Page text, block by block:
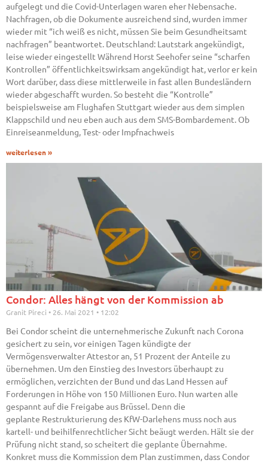
aufgelegt und die Covid-Unterlagen waren eher Nebensache.
Nachfragen, ob die Dokumente ausreichend sind, wurden immer
wieder mit “ich weiß es nicht, müssen Sie beim Gesundheitsamt
nachfragen” beantwortet. Deutschland: Lautstark angekündigt,
leise wieder eingestellt Während Horst Seehofer seine “scharfen
Kontrollen” öffentlichkeitswirksam angekündigt hat, verlor er kein
Wort darüber, dass diese mittlerweile in fast allen Bundesländern
wieder abgeschafft wurden. So besteht die “Kontrolle”
beispielsweise am Flughafen Stuttgart wieder aus dem simplen
Klappschild und neu eben auch aus dem SMS-Bombardement. Ob
Einreiseanmeldung, Test- oder Impfnachweis
weiterlesen »
Condor: Alles hängt von der Kommission ab
Granit Pireci 26. Mai 2021 12:02
Bei Condor scheint die unternehmerische Zukunft nach Corona
gesichert zu sein, vor einigen Tagen kündigte der
Vermögensverwalter Attestor an, 51 Prozent der Anteile zu
übernehmen. Um den Einstieg des Investors überhaupt zu
ermöglichen, verzichten der Bund und das Land Hessen auf
Forderungen in Höhe von 150 Millionen Euro. Nun warten alle
gespannt auf die Freigabe aus Brüssel. Denn die
geplante Restrukturierung des KfW-Darlehens muss noch aus
kartell- und beihilfenrechtlicher Sicht beäugt werden. Hält sie der
Prüfung nicht stand, so scheitert die geplante Übernahme.
Konkret muss die Kommission dem Plan zustimmen, dass Condor